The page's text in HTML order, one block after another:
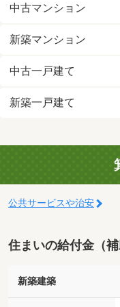
中古マンション
新築マンション
中古一戸建て
新築一戸建て
公共サービスや治安
住まいの給付金（補
新築建築